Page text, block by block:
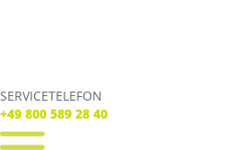
SERVICETELEFON
+49 800 589 28 40
SERVICE TELEFON
+49 800 589 28 40